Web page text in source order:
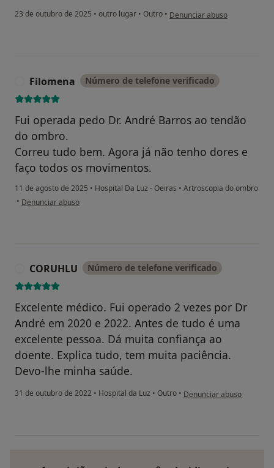
23 de outubro de 2025 • outro lugar • Outro • na opinião do utilizador Edite
Denunciar abuso
Filomena Número de telefone verificado
Fui operada pedo Dr. André Barros ao tendão
do ombro.
Correu tudo bem. Agora já não tenho dores e
faço todos os movimentos.
11 de agosto de 2025 • Hospital Da Luz - Oeiras • Artroscopia do ombro
• na opinião do utilizador Filomena
Denunciar abuso
CORUHLU Número de telefone verificado
Excelente médico. Fui operado 2 vezes por Dr
André em 2020 e 2022. Antes de tudo é uma
excelente pessoa. Dá muita confiança ao
doente. Explica tudo, tem muita paciência.
Devo-lhe minha saúde.
31 de outubro de 2022 • Hospital da Luz • Outro • na opinião do utilizador
Denunciar abuso